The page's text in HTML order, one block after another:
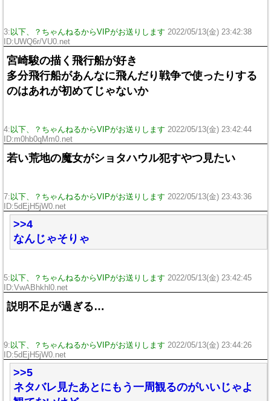
3: 以下、？ちゃんねるからVIPがお送りします 2022/05/13(金) 23:42:38
ID:UWQ6r/VU0.net
宮崎駿の描く飛行船が好き
多分飛行船があんなに飛んだり戦争で使ったりする
のはあれが初めてじゃないか
4: 以下、？ちゃんねるからVIPがお送りします 2022/05/13(金) 23:42:44
ID:m0hb0qMm0.net
若い荒地の魔女がショタハウル犯すやつ見たい
7: 以下、？ちゃんねるからVIPがお送りします 2022/05/13(金) 23:43:36
ID:5dEjH5jW0.net
>>4
なんじゃそりゃ
5: 以下、？ちゃんねるからVIPがお送りします 2022/05/13(金) 23:42:45
ID:VwABhkhl0.net
説明不足が過ぎる…
9: 以下、？ちゃんねるからVIPがお送りします 2022/05/13(金) 23:44:26
ID:5dEjH5jW0.net
>>5
ネタバレ見たあとにもう一周観るのがいいじゃよ